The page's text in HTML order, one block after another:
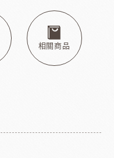
相關商品